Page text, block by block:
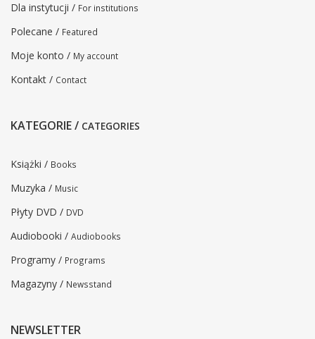
Dla instytucji / For institutions
Polecane / Featured
Moje konto / My account
Kontakt / Contact
KATEGORIE / CATEGORIES
Książki / Books
Muzyka / Music
Płyty DVD / DVD
Audiobooki / Audiobooks
Programy / Programs
Magazyny / Newsstand
NEWSLETTER